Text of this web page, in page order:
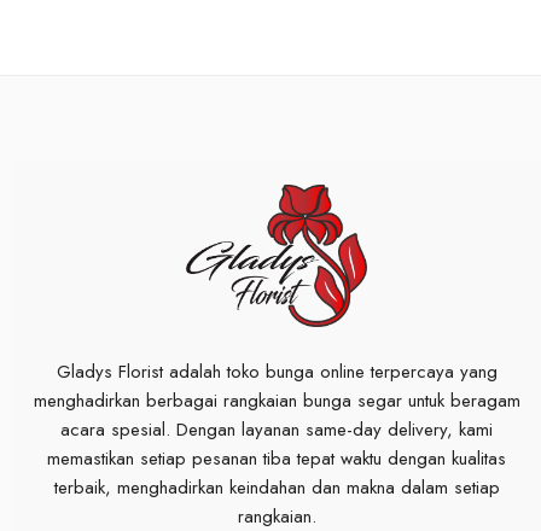
Gladys Florist adalah toko bunga online terpercaya yang
menghadirkan berbagai rangkaian bunga segar untuk beragam
acara spesial. Dengan layanan same-day delivery, kami
memastikan setiap pesanan tiba tepat waktu dengan kualitas
terbaik, menghadirkan keindahan dan makna dalam setiap
rangkaian.